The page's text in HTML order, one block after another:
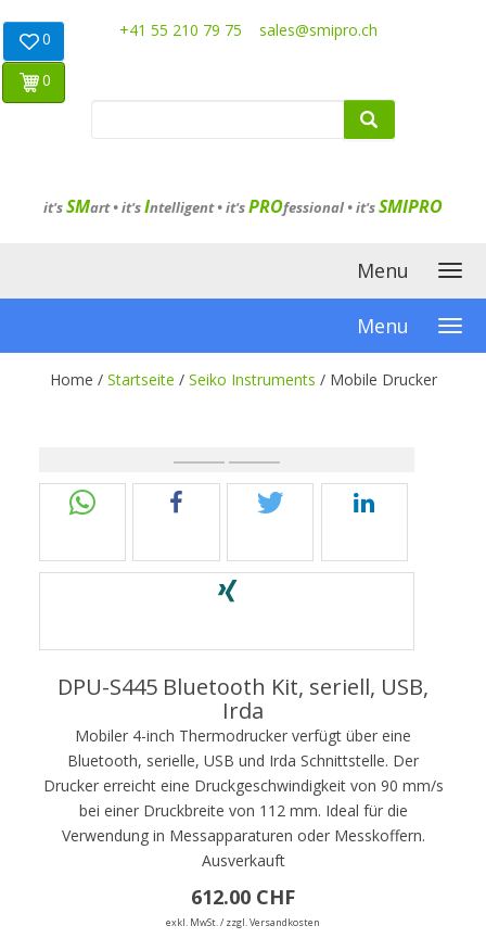
+41 55 210 79 75 sales@smipro.ch
it'sSMart •it'sIntelligent•it'sPROfessional •it'sSMIPRO
0
0
Menu
Menu
Home / Startseite / Seiko Instruments / Mobile Drucker
DPU-S445 Bluetooth Kit, seriell, USB,
Irda
Mobiler 4-inch Thermodrucker verfügt über eine
Bluetooth, serielle, USB und Irda Schnittstelle. Der
Drucker erreicht eine Druckgeschwindigkeit von 90 mm/s
bei einer Druckbreite von 112 mm. Ideal für die
Verwendung in Messapparaturen oder Messkoffern.
Ausverkauft
612.00 CHF
exkl. MwSt. / zzgl. Versandkosten